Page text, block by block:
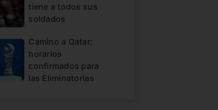
tiene a todos sus
soldados
Camino a Qatar:
horarios
confirmados para
las Eliminatorias